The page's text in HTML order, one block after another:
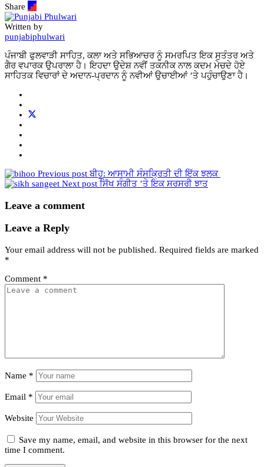
Share
Written by
punjabiphulwari
ਪੰਜਾਬੀ ਫੁਲਵਾੜੀ ਸਾਹਿਤ, ਕਲਾ ਅਤੇ ਸਭਿਆਚਰ ਨੂੰ ਸਮਰਪਿਤ ਇਕ ਸੁਤੰਤਰ ਅਤੇ
ਗੈਰ ਵਪਾਰਕ ਉਪਰਾਲਾ ਹੈ। ਇਹਦਾ ਉਦੇਸ਼ ਨਵੀਂ ਤਕਨੀਕ ਨਾਲ ਕਦਮ ਮੇਚਦੇ ਹੋਏ
ਸਾਹਿਤਕ ਵਿਚਾਰਾਂ ਦੇ ਅਦਾਨ-ਪ੍ਰਦਾਨ ਨੂੰ ਨਵੀਆਂ ਉਚਾਈਆਂ ’ਤੇ ਪਹੁੰਚਾਉਣਾ ਹੈ।
Previous post ਬੀਹੂ: ਆਸਾਮੀ ਸੰਸਕ੍ਰਿਤੀ ਦੀ ਇੱਕ ਝਲਕ
Next post ਸਿੱਖ ਸੰਗੀਤ ’ਤੇ ਇਕ ਸਰਸਰੀ ਝਾਤ
Leave a comment
Leave a Reply
Your email address will not be published. Required fields are marked
*
Comment *
Name *
Email *
Website
Save my name, email, and website in this browser for the next
time I comment.